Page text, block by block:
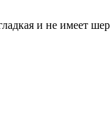
и не имеет